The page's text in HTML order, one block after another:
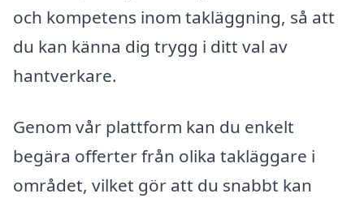
och kompetens inom takläggning, så att
du kan känna dig trygg i ditt val av
hantverkare.
Genom vår plattform kan du enkelt
begära offerter från olika takläggare i
området, vilket gör att du snabbt kan